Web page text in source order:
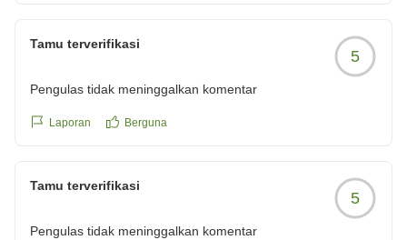
Tamu terverifikasi
5
Pengulas tidak meninggalkan komentar
Laporan Berguna
Tamu terverifikasi
5
Pengulas tidak meninggalkan komentar